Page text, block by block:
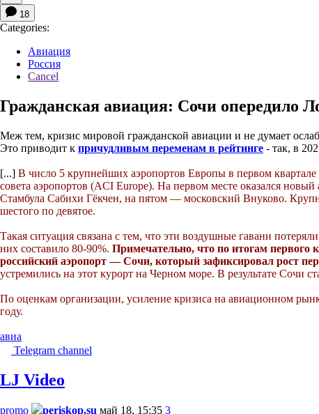
18
Categories:
Авиация
Россия
Cancel
Гражданская авиация: Сочи опередило
Меж тем, кризис мировой гражданской авиации и не думает
Это приводит к причудливым переменам в рейтинге - так, в
[...] В число 5 крупнейших аэропортов Европы в первом
совета аэропортов (ACI Europe). На первом месте оказался
Стамбула Сабихи Гёкчен, на пятом — московский Внуково.
шестого по девятое.
Такая ситуация связана с тем, что эти воздушные гавани
них составило 80-90%. Примечательно, что по итогам
российский аэропорт — Сочи, который зафиксировал рост
устремились на этот курорт на Черном море. В результате Сочи
По оценкам организации, усиление кризиса на авиационном
году.
авиа
Telegram channel
LJ Video
promo periskop.su май 18, 15:35 3